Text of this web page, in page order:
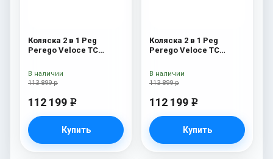
Коляска 2 в 1 Peg
Perego Veloce TC
New
113 899 р
112 199 e
Купить
В наличии
Коляска 2 в 1 Peg
Perego Veloce TC
113 899 р
112 199 e
Купить
В наличии